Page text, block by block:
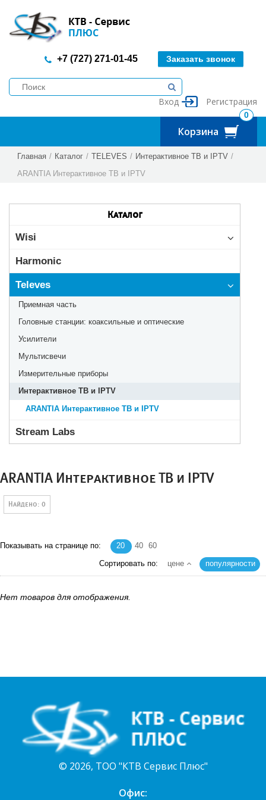
+7 (727) 271-01-45 Заказать звонок
Вход Регистрация
Корзина
0
Главная / Каталог / TELEVES / Интерактивное ТВ и IPTV /
ARANTIA Интерактивное ТВ и IPTV
Каталог
Wisi
Harmonic
Televes
Приемная часть
Головные станции: коаксильные и оптические
Усилители
Мультисвечи
Измерительные приборы
Интерактивное ТВ и IPTV
ARANTIA Интерактивное ТВ и IPTV
Stream Labs
ARANTIA Интерактивное ТВ и IPTV
Найдено: 0
Показывать на странице по: 20 40 60
Сортировать по: цене популярности
Нет товаров для отображения.
© 2026, ТОО "КТВ Сервис Плюс"
Офис: